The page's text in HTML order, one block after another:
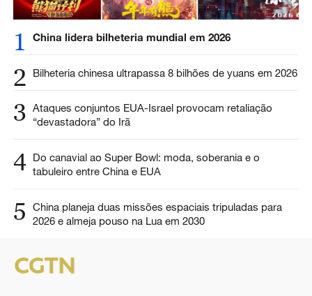
1 China lidera bilheteria mundial em 2026
2 Bilheteria chinesa ultrapassa 8 bilhões de yuans em 2026
3 Ataques conjuntos EUA-Israel provocam retaliação
“devastadora” do Irã
4 Do canavial ao Super Bowl: moda, soberania e o
tabuleiro entre China e EUA
5
China planeja duas missões espaciais tripuladas para
2026 e almeja pouso na Lua em 2030